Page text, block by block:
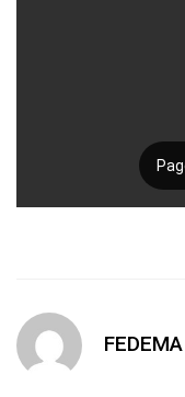
FEDEMA